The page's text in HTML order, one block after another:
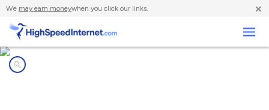
We may earn moneywhen you click our links. ×